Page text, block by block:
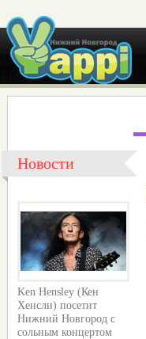
Новости
Ken Hensley (Кен
Хенсли) посетит
Нижний Новгород с
сольным концертом